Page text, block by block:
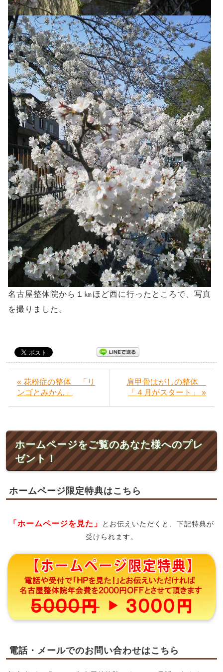
名古屋整体院から１㎞ほど西に行ったところで、写真
を撮りました。
« 花粉症の整体 「リ
ンゴとみかん」
肩甲骨はがしの整体
「４月がスタート」 »
ホームページをご覧のあなた様へのプレ
ゼント！
ホームページ限定特典はこちら
「ホームページを見た」
とお伝えいただくと、下記特典が
受けられます。
電話・メールでのお問い合わせはこちら